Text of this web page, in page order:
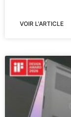
VOIR L'ARTICLE